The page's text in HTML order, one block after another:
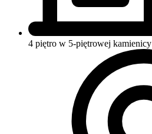
4 piętro w 5-piętrowej kamienicy